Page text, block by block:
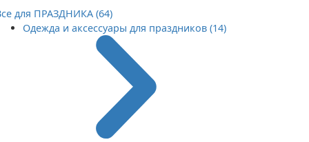
для ПРАЗДНИКА (64)
Одежда и аксессуары для праздников (14)